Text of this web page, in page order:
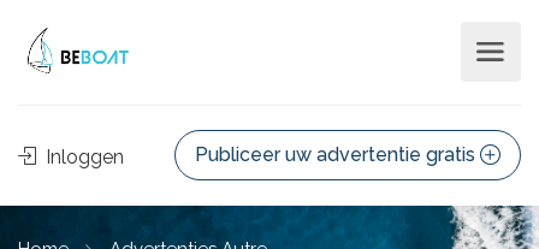
Inloggen Publiceer uw advertentie gratis